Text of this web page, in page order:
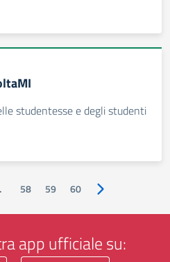
studentesse e degli studenti
58 59 60 Pagina
app ufficiale su: